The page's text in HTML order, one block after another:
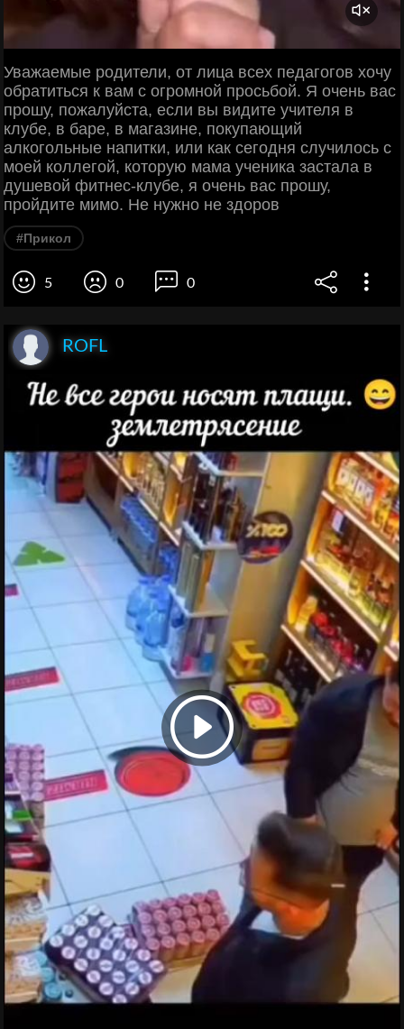
Уважаемые родители, от лица всех педагогов хочу
обратиться к вам с огромной просьбой. Я очень вас
прошу, пожалуйста, если вы видите учителя в
клубе, в баре, в магазине, покупающий
алкогольные напитки, или как сегодня случилось с
моей коллегой, которую мама ученика застала в
душевой фитнес-клубе, я очень вас прошу,
пройдите мимо. Не нужно не здоров
#Прикол
5 0 0
ROFL